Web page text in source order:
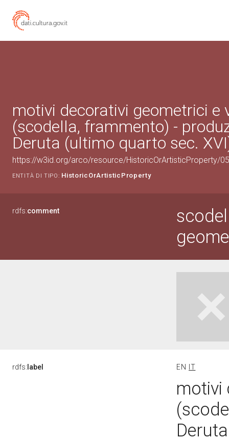
motivi decorativi geometrici e
(scodella, frammento) -
Deruta (ultimo quarto sec.
https://w3id.org/arco/resource/HistoricOrArtisticProperty/
ENTITÀ DI TIPO: HistoricOrArtisticProperty
rdfs:comment
rdfs: label EN IT
motivi